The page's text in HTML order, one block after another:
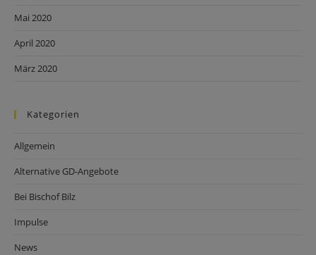
Mai 2020
April 2020
März 2020
Kategorien
Allgemein
Alternative GD-Angebote
Bei Bischof Bilz
Impulse
News